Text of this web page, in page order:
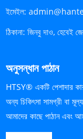
ইমেইল:
ঠিকানা: জিনবু দাও, হেবেই
অনুসন্ধান পাঠান
HTSY® একটি পেশাদার
অন্য চিকিৎসা সামগ্রী বা
আমাদের কাছে পাঠান এবং